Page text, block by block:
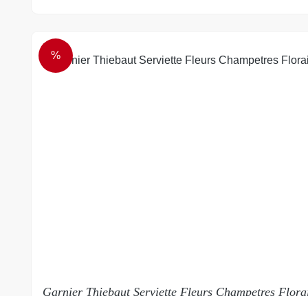
RABATT
%
Garnier Thiebaut Serviette Fleurs Champetres